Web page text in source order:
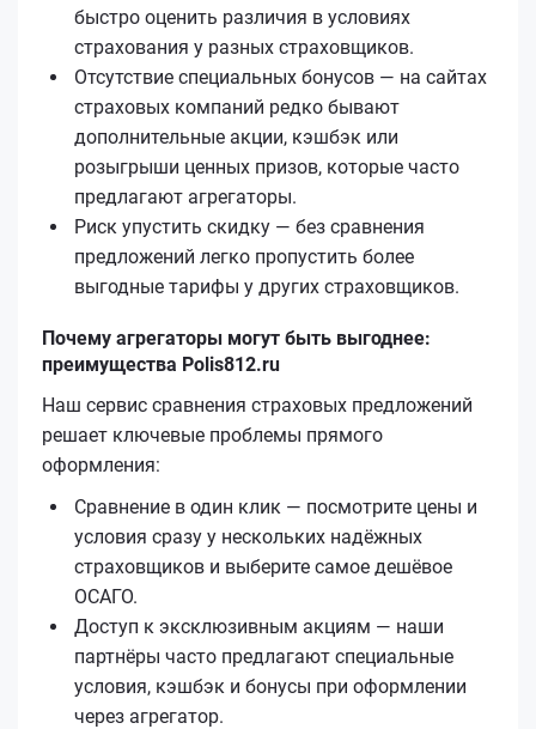
быстро оценить различия в условиях
страхования у разных страховщиков.
Отсутствие специальных бонусов — на сайтах
страховых компаний редко бывают
дополнительные акции, кэшбэк или
розыгрыши ценных призов, которые часто
предлагают агрегаторы.
Риск упустить скидку — без сравнения
предложений легко пропустить более
выгодные тарифы у других страховщиков.
Почему агрегаторы могут быть выгоднее:
преимущества Polis812.ru
Наш сервис сравнения страховых предложений
решает ключевые проблемы прямого
оформления:
Сравнение в один клик — посмотрите цены и
условия сразу у нескольких надёжных
страховщиков и выберите самое дешёвое
ОСАГО.
Доступ к эксклюзивным акциям — наши
партнёры часто предлагают специальные
условия, кэшбэк и бонусы при оформлении
через агрегатор.